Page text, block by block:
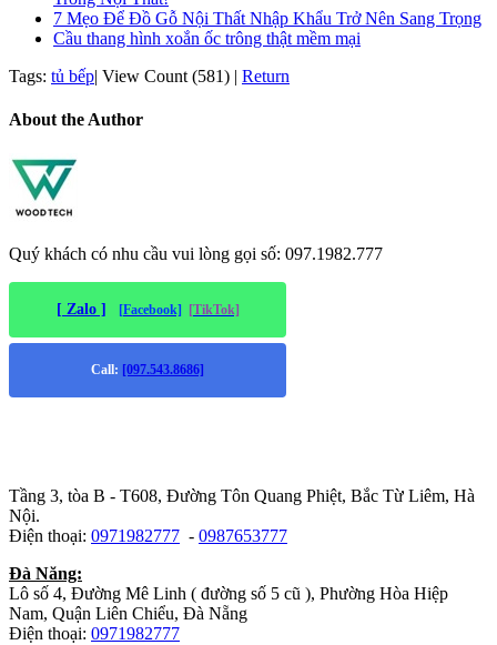
7 Mẹo Để Đồ Gỗ Nội Thất Nhập Khẩu Trở Nên Sang Trọng
Cầu thang hình xoắn ốc trông thật mềm mại
Tags: tủ bếp| View Count (581) | Return
About the Author
Quý khách có nhu cầu vui lòng gọi số: 097.1982.777
[ Zalo ] [Facebook] [TikTok]
Call: [097.543.8686]
Tầng 3, tòa B - T608, Đường Tôn Quang Phiệt, Bắc Từ Liêm, Hà
Nội.
Điện thoại: 0971982777 - 0987653777
Đà Năng:
Lô số 4, Đường Mê Linh ( đường số 5 cũ ), Phường Hòa Hiệp
Nam, Quận Liên Chiểu, Đà Nẵng
Điện thoại: 0971982777